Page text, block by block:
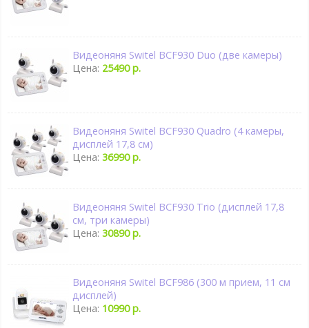
Видеоняня Switel BCF930 Duo (две камеры)
Цена: 25490 р.
Видеоняня Switel BCF930 Quadro (4 камеры,
дисплей 17,8 см)
Цена:36990 р.
Видеоняня Switel BCF930 Trio (дисплей 17,8
см, три камеры)
Цена:30890 р.
Видеоняня Switel BCF986 (300 м прием, 11 см
дисплей)
Цена: 10990 р.